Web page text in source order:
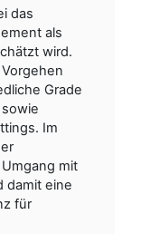
das
als
wird.
Grade
Im
mit
damit eine
für